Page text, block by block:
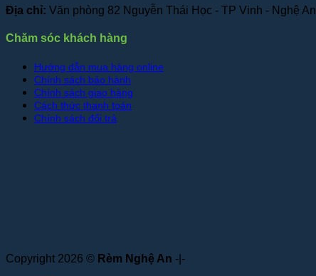
Địa chỉ: Văn phòng 82 Nguyễn Thái Học - TP Vinh - Nghệ An
Chăm sóc khách hàng
Hướng dẫn mua hàng online
Chính sách bảo hành
Chính sách giao hàng
Cách thức thanh toán
Chính sách đổi trả
Copyright 2026 © Rèm Nghệ An -|-